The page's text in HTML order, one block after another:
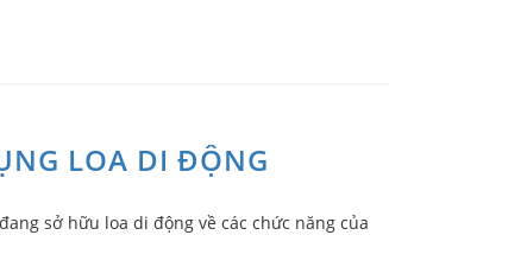
LOA DI ĐỘNG
sở hữu loa di động về các chức năng của